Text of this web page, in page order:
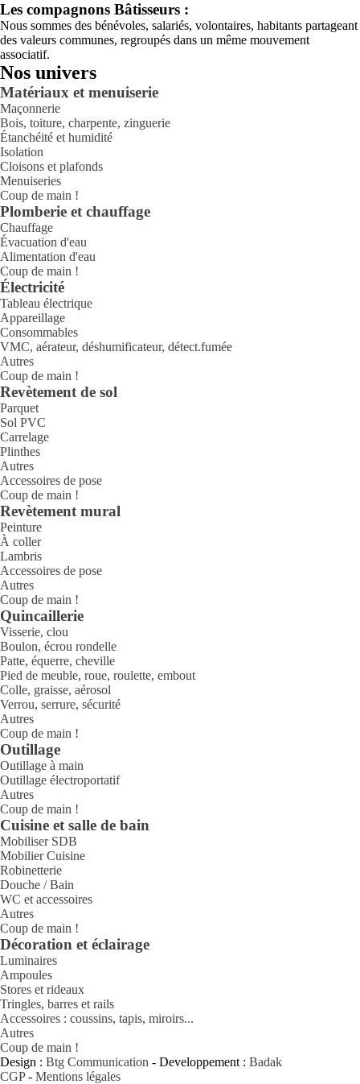
Les compagnons Bâtisseurs :
Nous sommes des bénévoles, salariés, volontaires, habitants partageant
des valeurs communes, regroupés dans un même mouvement
associatif.
Nos univers
Matériaux et menuiserie
Maçonnerie
Bois, toiture, charpente, zinguerie
Étanchéité et humidité
Isolation
Cloisons et plafonds
Menuiseries
Coup de main !
Plomberie et chauffage
Chauffage
Évacuation d'eau
Alimentation d'eau
Coup de main !
Électricité
Tableau électrique
Appareillage
Consommables
VMC, aérateur, déshumificateur, détect.fumée
Autres
Coup de main !
Revètement de sol
Parquet
Sol PVC
Carrelage
Plinthes
Autres
Accessoires de pose
Coup de main !
Revètement mural
Peinture
À coller
Lambris
Accessoires de pose
Autres
Coup de main !
Quincaillerie
Visserie, clou
Boulon, écrou rondelle
Patte, équerre, cheville
Pied de meuble, roue, roulette, embout
Colle, graisse, aérosol
Verrou, serrure, sécurité
Autres
Coup de main !
Outillage
Outillage à main
Outillage électroportatif
Autres
Coup de main !
Cuisine et salle de bain
Mobiliser SDB
Mobilier Cuisine
Robinetterie
Douche / Bain
WC et accessoires
Autres
Coup de main !
Décoration et éclairage
Luminaires
Ampoules
Stores et rideaux
Tringles, barres et rails
Accessoires : coussins, tapis, miroirs...
Autres
Coup de main !
Design : Btg Communication - Developpement : Badak
CGP- Mentions légales